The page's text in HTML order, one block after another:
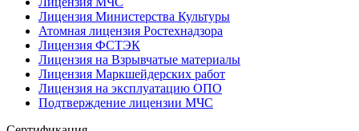
Лицензия Министерства Культуры
Атомная лицензия Ростехнадзора
Лицензия ФСТЭК
Лицензия на Взрывчатые материалы
Лицензия Маркшейдерских работ
Лицензия на эксплуатацию ОПО
Подтверждение лицензии МЧС